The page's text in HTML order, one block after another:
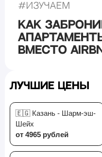
#Изучаем
Как
вместо
Лучшие цены
🇪🇬 Казань - Шарм-эш-
Шейх
от 4965 рублей